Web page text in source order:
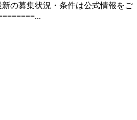
の募集状況・条件は公式情報をご